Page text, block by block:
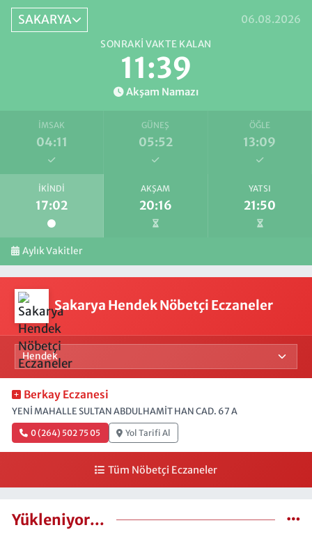
SAKARYA 06.08.2026
SONRAKI VAKTE KALAN
11:38
Akşam Namazı
İMSAK
04:11
GÜNEŞ
05:52
ÖĞLE
13:09
İKINDI
17:02
AKŞAM
20:16
YATSI
21:50
Aylık Vakitler
Sakarya Hendek Nöbetçi Eczaneler
Berkay Eczanesi
YENİ MAHALLE SULTAN ABDULHAMİT HAN CAD. 67 A
0 (264) 502 75 05 Yol Tarifi Al
Tüm Nöbetçi Eczaneler
Yükleniyor...